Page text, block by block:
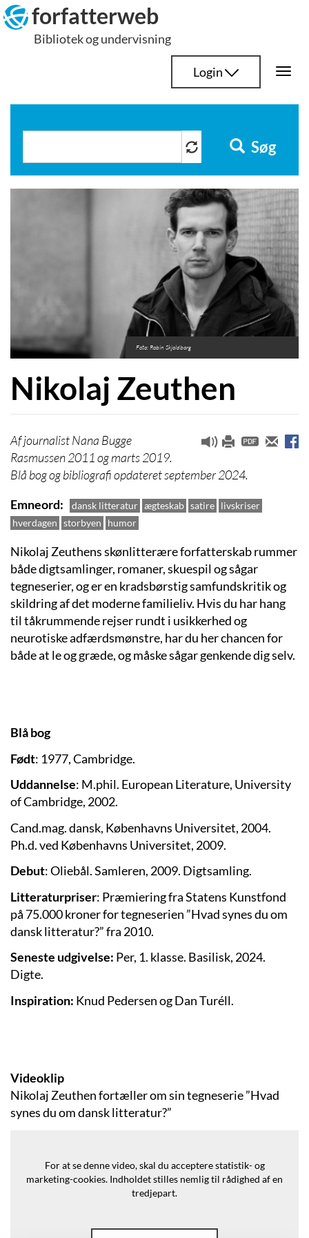
Hop
til
indhold
forfatterweb
Bibliotek og undervisning
Login
Søg
Foto: Robin Skjoldborg
Nikolaj Zeuthen
journalist Nana Bugge
Rasmussen 2011 og marts 2019.
Blå bog og bibliografi opdateret september 2024.
Emneord
dansk litteratur ægteskab satire livskriser
hverdagen storbyen humor
Nikolaj Zeuthens skønlitterære forfatterskab rummer
både digtsamlinger, romaner, skuespil og sågar
tegneserier, og er en kradsbørstig samfundskritik og
skildring af det moderne familieliv. Hvis du har hang
til tåkrummende rejser rundt i usikkerhed og
neurotiske adfærdsmønstre, har du her chancen for
både at le og græde, og måske sågar genkende dig selv.
Blå bog
Født: 1977, Cambridge.
Uddannelse: M.phil. European Literature, University
of Cambridge, 2002.
Cand.mag. dansk, Københavns Universitet, 2004.
Ph.d. ved Københavns Universitet, 2009.
Debut: Oliebål. Samleren, 2009. Digtsamling.
Litteraturpriser: Præmiering fra Statens Kunstfond
på 75.000 kroner for tegneserien ”Hvad synes du om
dansk litteratur?” fra 2010.
Seneste udgivelse: Per, 1. klasse. Basilisk, 2024.
Digte.
Inspiration: Knud Pedersen og Dan Turéll.
Videoklip
Nikolaj Zeuthen fortæller om sin tegneserie ”Hvad
synes du om dansk litteratur?”
For at se denne video, skal du acceptere statistik- og
marketing-cookies. Indholdet stilles nemlig til rådighed af en
tredjepart.